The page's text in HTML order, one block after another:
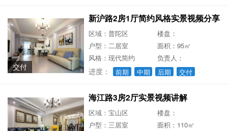
交付
新沪路2房1厅简约风格实景视频分享
区域：普陀区
楼盘：
户型：二居室
面积：95㎡
风格：现代简约
负责人：
进度： 前期 中期 后期 交付
海江路3房2厅实景视频讲解
区域：宝山区
楼盘：
户型：三居室
面积：110㎡